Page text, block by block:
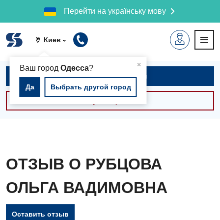
Перейти на українську мову
Киев
×
Ваш город Одесса?
Да Выбрать другой город
Записаться на приём
ОТЗЫВ О РУБЦОВА
ОЛЬГА ВАДИМОВНА
Оставить отзыв